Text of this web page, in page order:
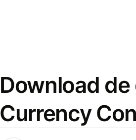
Download
Currency